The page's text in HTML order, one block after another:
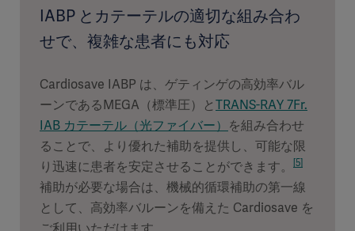
IABP とカテーテルの適切な組み合わ
せで、複雑な患者にも対応
Cardiosave IABP は、ゲティンゲの高効率バル
ーンであるMEGA（標準圧）とTRANS-RAY 7Fr.
IAB カテーテル（光ファイバー） を組み合わせ
ることで、より優れた補助を提供し、可能な限
り迅速に患者を安定させることができます。
[5]
補助が必要な場合は、機械的循環補助の第一線
として、高効率バルーンを備えた Cardiosave を